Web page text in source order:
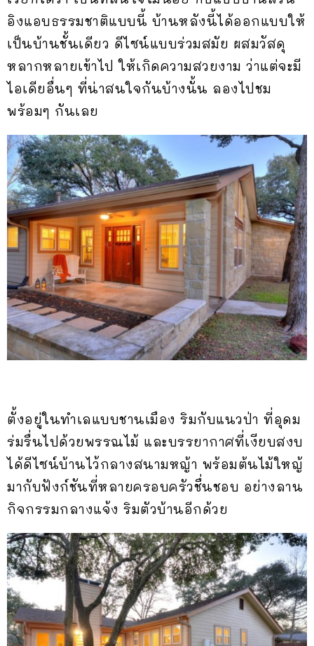
อิงแอบธรรมชาติแบบนี้ บ้านหลังนี้ได้ออกแบบให้
เป็นบ้านชั้นเดียว ดีไซน์แบบร่วมสมัย ผสมวัสดุ
หลากหลายเข้าไป ให้เกิดความสวยงาม ว่าแต่จะมี
ไอเดียอื่นๆ ที่น่าสนใจกันบ้างนั้น ลองไปชม
พร้อมๆ กันเลย
ตั้งอยู่ในทำเลแบบชานเมือง ริมกับแนวป่า ที่อุดม
ร่มรื่นไปด้วยพรรณไม้ และบรรยากาศที่เงียบสงบ
ได้ดีไซน์บ้านไว้กลางสนามหญ้า พร้อมต้นไม้ใหญ้
มากับฟังก์ชันที่หลายครอบครัวชื่นชอบ อย่างลาน
กิจกรรมกลางแจ้ง ริมตัวบ้านอีกด้วย